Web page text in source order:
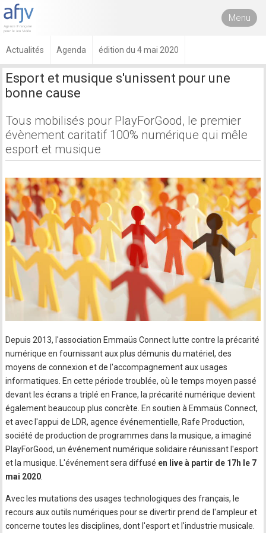
Menu
Actualités Agenda édition du 4 mai 2020
Esport et musique s'unissent pour une
bonne cause
Tous mobilisés pour PlayForGood, le premier
évènement caritatif 100% numérique qui mêle
esport et musique
Depuis 2013, l'association Emmaüs Connect lutte contre la précarité
numérique en fournissant aux plus démunis du matériel, des
moyens de connexion et de l'accompagnement aux usages
informatiques. En cette période troublée, où le temps moyen passé
devant les écrans a triplé en France, la précarité numérique devient
également beaucoup plus concrète. En soutien à Emmaüs Connect,
et avec l'appui de LDR, agence événementielle, Rafe Production,
société de production de programmes dans la musique, a imaginé
PlayForGood, un événement numérique solidaire réunissant l'esport
et la musique. L'événement sera diffusé en live à partir de 17h le 7
mai 2020.
Avec les mutations des usages technologiques des français, le
recours aux outils numériques pour se divertir prend de l'ampleur et
concerne toutes les disciplines, dont l'esport et l'industrie musicale.